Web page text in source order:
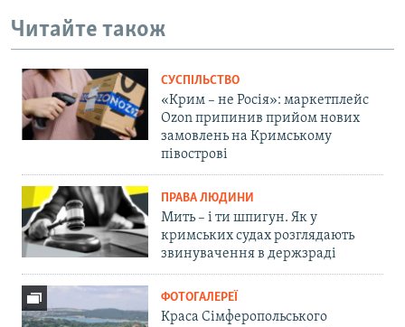
Читайте також
СУСПІЛЬСТВО
«Крим – не Росія»: маркетплейс
Ozon припинив прийом нових
замовлень на Кримському
півострові
ПРАВА ЛЮДИНИ
Мить – і ти шпигун. Як у
кримських судах розглядають
звинувачення в держзраді
ФОТОГАЛЕРЕЇ
Краса Сімферопольського